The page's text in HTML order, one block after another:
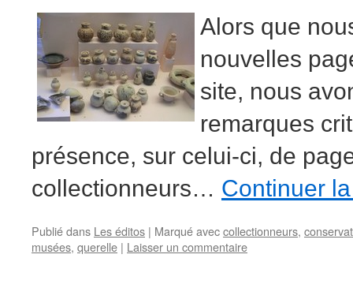
Alors que
nouvelles
site, nous
remarques
présence, sur celui-ci, de
collectionneurs… Continuer
Publié dans Les éditos | Marqué aveccollectionneurs,
musées, querelle | Laisser un commentaire